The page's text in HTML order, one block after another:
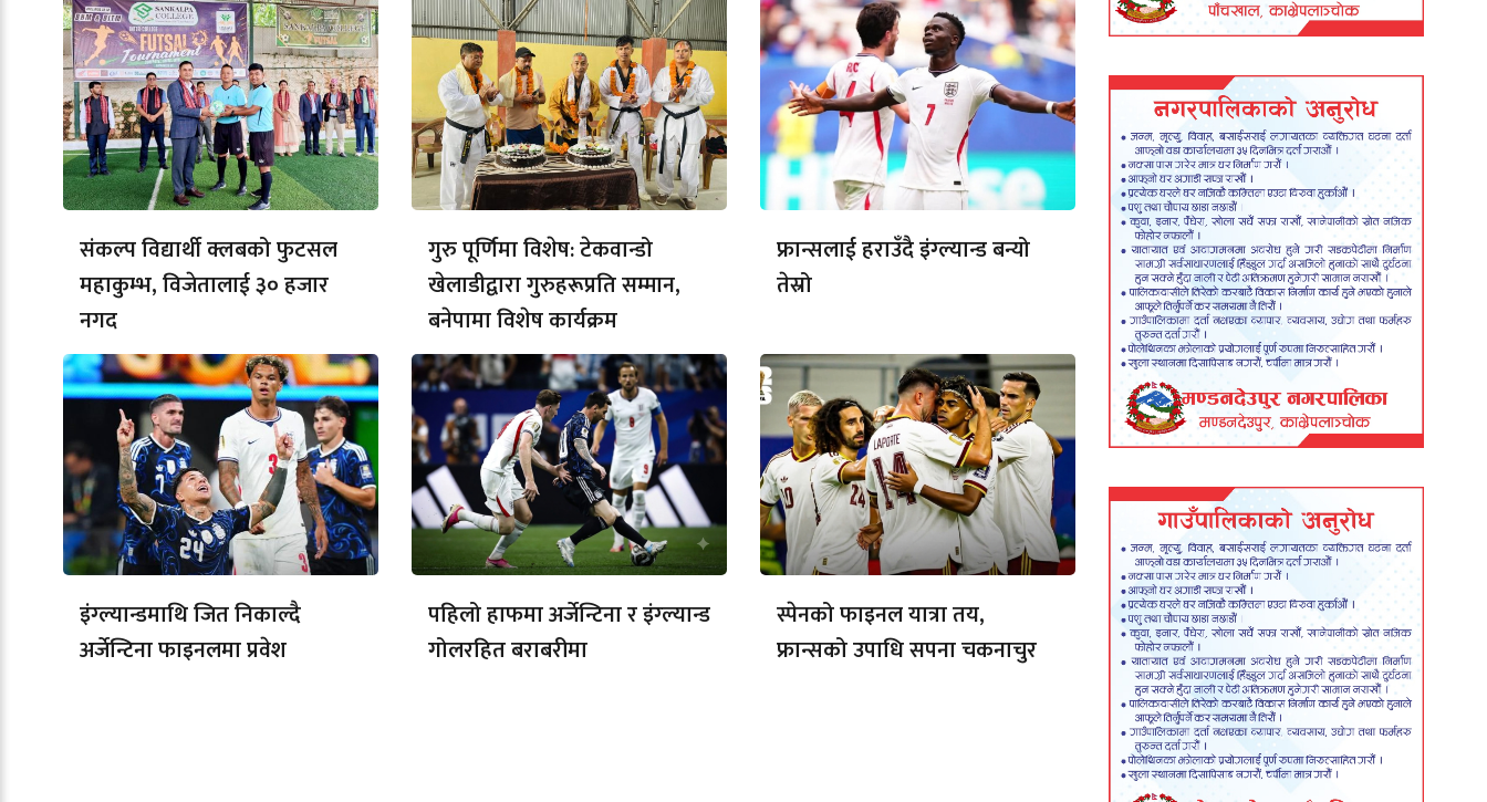
संकल्प विद्यार्थी क्लबको फुटसल
महाकुम्भ, विजेतालाई ३० हजार
नगद
गुरु पूर्णिमा विशेष: टेकवान्डो
खेलाडीद्वारा गुरुहरूप्रति सम्मान,
बनेपामा विशेष कार्यक्रम
फ्रान्सलाई हराउँदै इंग्ल्यान्ड बन्यो
तेस्रो
इंग्ल्यान्डमाथि जित निकाल्दै
अर्जेन्टिना फाइनलमा प्रवेश
पहिलो हाफमा अर्जेन्टिना र इंग्ल्यान्ड
गोलरहित बराबरीमा
स्पेनको फाइनल यात्रा तय,
फ्रान्सको उपाधि सपना चकनाचुर